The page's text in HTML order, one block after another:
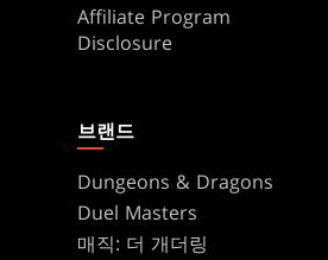
Affiliate Program
Disclosure
브랜드
Dungeons & Dragons
Duel Masters
매직: 더 개더링